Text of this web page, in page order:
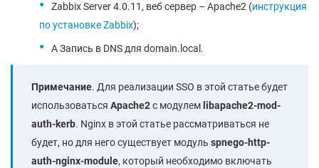
Zabbix Server 4.0.11, веб сервер – Apache2 (инструкция
по установке Zabbix);
A Запись в DNS для domain.local.
Примечание. Для реализации SSO в этой статье будет
использоваться Apache2с модулем libapache2-mod-
auth-kerb. Nginx в этой статье рассматриваться не
будет, но для него существует модуль spnego-http-
auth-nginx-module, который необходимо включать